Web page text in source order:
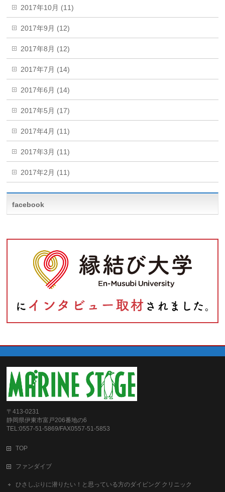
2017年10月 (11)
2017年9月 (12)
2017年8月 (12)
2017年7月 (14)
2017年6月 (14)
2017年5月 (17)
2017年4月 (11)
2017年3月 (11)
2017年2月 (11)
facebook
〒413-0231
静岡県伊東市富戸206番地の6
TEL:0557-51-5869/FAX0557-51-5853
TOP
ファンダイブ
ひさしぶりに潜りたい！と思っている方のダイビング クリニック